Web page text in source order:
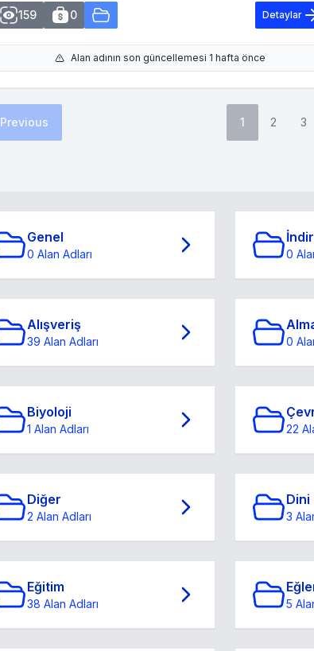
159 0 Detaylar
Alan adının son güncellemesi 1 hafta önce
Previous 1 2 3
Genel
0 Alan Adları 0
Alışveriş
39 Alan Adları 0
Biyoloji
1 Alan Adları 22
Diğer
2 Alan Adları
Dini
3
Eğitim
38 Alan Adları 5